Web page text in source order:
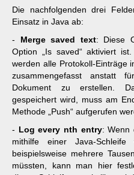
Die nachfolgenden drei
Einsatz in Java ab:
- Merge saved text: Diese
Option „Is saved“ aktiviert
werden alle Protokoll-Einträge
zusammengefasst anstatt
Dokument zu erstellen.
gespeichert wird, muss am
Methode „Push“ aufgerufen
- Log every nth entry: Wenn
mithilfe einer Java-
beispielsweise mehrere
müssten, kann man hier